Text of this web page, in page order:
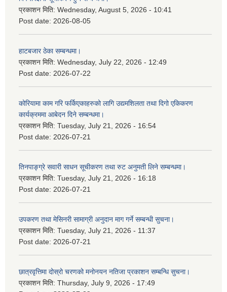
प्रकाशन मिति: Wednesday, August 5, 2026 - 10:41
Post date: 2026-08-05
हाटबजार ठेका सम्बन्धमा।
प्रकाशन मिति: Wednesday, July 22, 2026 - 12:49
Post date: 2026-07-22
कोरियामा काम गरि फर्किएकाहरुको लागि उद्यमशिलता तथा दिगो एकिकरण
कार्यक्रममा आबेदन दिने सम्बन्धमा।
प्रकाशन मिति: Tuesday, July 21, 2026 - 16:54
Post date: 2026-07-21
तिनपाङ्ग्रे सवारी साधन सूचीकरण तथा रुट अनुमती लिने सम्बन्धमा।
प्रकाशन मिति: Tuesday, July 21, 2026 - 16:18
Post date: 2026-07-21
उपकरण तथा मेसिनरी सामाग्री अनुदान माग गर्ने सम्बन्धी सुचना।
प्रकाशन मिति: Tuesday, July 21, 2026 - 11:37
Post date: 2026-07-21
छात्रवृत्तिमा दोस्रो चरणको मनोनयन नतिजा प्रकाशन सम्बन्धि सुचना।
प्रकाशन मिति: Thursday, July 9, 2026 - 17:49